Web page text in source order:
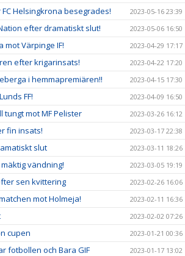
Helsingkrona besegrades! 2023-05-16 23:39
efter dramatiskt slut! 2023-05-06 16:50
mot Värpinge IF! 2023-04-29 17:17
efter krigarinsats! 2023-04-22 17:20
i hemmapremiären!! 2023-04-15 17:30
FF! 2023-04-09 16:50
mot MF Pelister 2023-03-26 16:12
fin insats! 2023-03-17 22:38
slut 2023-03-11 18:26
vändning! 2023-03-05 19:19
sen kvittering 2023-02-26 16:06
mot Holmeja! 2023-02-11 16:36
2023-02-02 07:26
cupen 2023-01-21 00:36
fotbollen och Bara GIF 2023-01-17 13:02